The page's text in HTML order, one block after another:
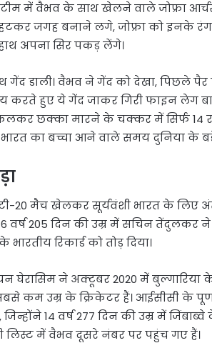
में वैभव के साथ खेलने वाले जोफ्रा
जगह बनाने लगे, जोफ्रा को इनके
अपना सिर पकड़ लेंगे।
डाली। वैभव ने गेंद को देखा, पिछले
करते हुए ये गेंद जाकर गिरी फाइन लेग
छक्का मारने के चक्कर में सिर्फ 14
का बच्चा आने वाले समय दुनिया के
20 मैच खेलकर सूर्यवंशी भारत के लिए
205 दिन की उम्र में सचिन तेंदुलकर ने
रिकार्ड को तोड़ दिया।
घेरासिम ने अक्टूबर 2020 में बुल्गारिया
कम उम्र के क्रिकेटर हैं। आईसीसी के
14 वर्ष 277 दिन की उम्र में जिंबाब्वे
लिस्ट में वैभव दूसरे नंबर पर पहुंच गए हैं।